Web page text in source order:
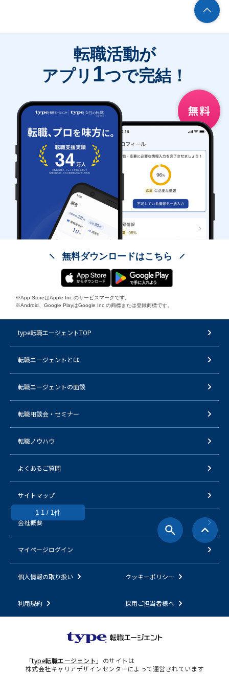
1-1 / 1件
転職活動が
アプリ 1つで完結！
無料ダウンロードはこちら
※App StoreはApple Inc.のサービスマークです。
※Android、Google PlayはGoogle Inc.の商標または登録商標です。
type転職エージェントTOP
転職エージェントとは
転職エージェントの面談
転職相談会・セミナー
転職ノウハウ
よくあるご質問
サイトマップ
会社概要
マイページログイン
個人情報の取り扱い クッキーポリシー
利用規約 採用ご担当者様へ
「type転職エージェント 」のサイトは
株式会社キャリアデザインセンターによって運営されています